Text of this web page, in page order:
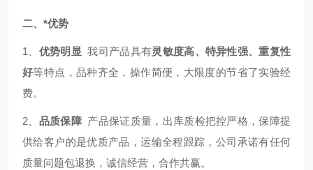
二、*优势
1、 优势明显 我司产品具有灵敏度高、特异性强、重复性
好等特点，品种齐全，操作简便，大限度的节省了实验经
费。
2、 品质保障产品保证质量，出库质检把控严格，保障提
供给客户的是优质产品，运输全程跟踪，公司承诺有任何
质量问题包退换，诚信经营，合作共赢。